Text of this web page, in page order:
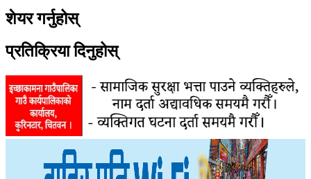
शेयर गर्नुहोस्
प्रतिक्रिया दिनुहोस्